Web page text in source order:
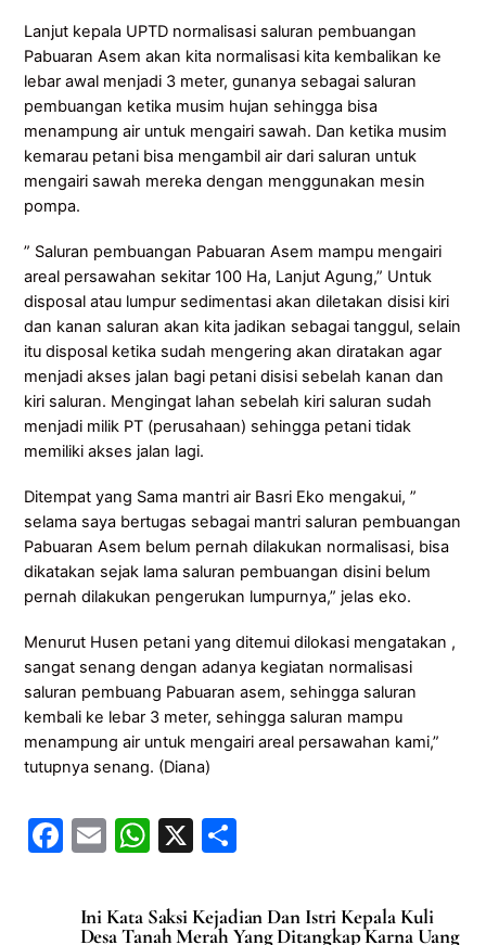
Lanjut kepala UPTD normalisasi saluran pembuangan
Pabuaran Asem akan kita normalisasi kita kembalikan ke
lebar awal menjadi 3 meter, gunanya sebagai saluran
pembuangan ketika musim hujan sehingga bisa
menampung air untuk mengairi sawah. Dan ketika musim
kemarau petani bisa mengambil air dari saluran untuk
mengairi sawah mereka dengan menggunakan mesin
pompa.
” Saluran pembuangan Pabuaran Asem mampu mengairi
areal persawahan sekitar 100 Ha, Lanjut Agung,” Untuk
disposal atau lumpur sedimentasi akan diletakan disisi kiri
dan kanan saluran akan kita jadikan sebagai tanggul, selain
itu disposal ketika sudah mengering akan diratakan agar
menjadi akses jalan bagi petani disisi sebelah kanan dan
kiri saluran. Mengingat lahan sebelah kiri saluran sudah
menjadi milik PT (perusahaan) sehingga petani tidak
memiliki akses jalan lagi.
Ditempat yang Sama mantri air Basri Eko mengakui, ”
selama saya bertugas sebagai mantri saluran pembuangan
Pabuaran Asem belum pernah dilakukan normalisasi, bisa
dikatakan sejak lama saluran pembuangan disini belum
pernah dilakukan pengerukan lumpurnya,” jelas eko.
Menurut Husen petani yang ditemui dilokasi mengatakan ,
sangat senang dengan adanya kegiatan normalisasi
saluran pembuang Pabuaran asem, sehingga saluran
kembali ke lebar 3 meter, sehingga saluran mampu
menampung air untuk mengairi areal persawahan kami,”
tutupnya senang. (Diana)
F
c
E
ai
W
at
X
ar
Ini Kata Saksi Kejadian Dan Istri Kepala Kuli
Desa Tanah Merah Yang Ditangkap Karna Uang